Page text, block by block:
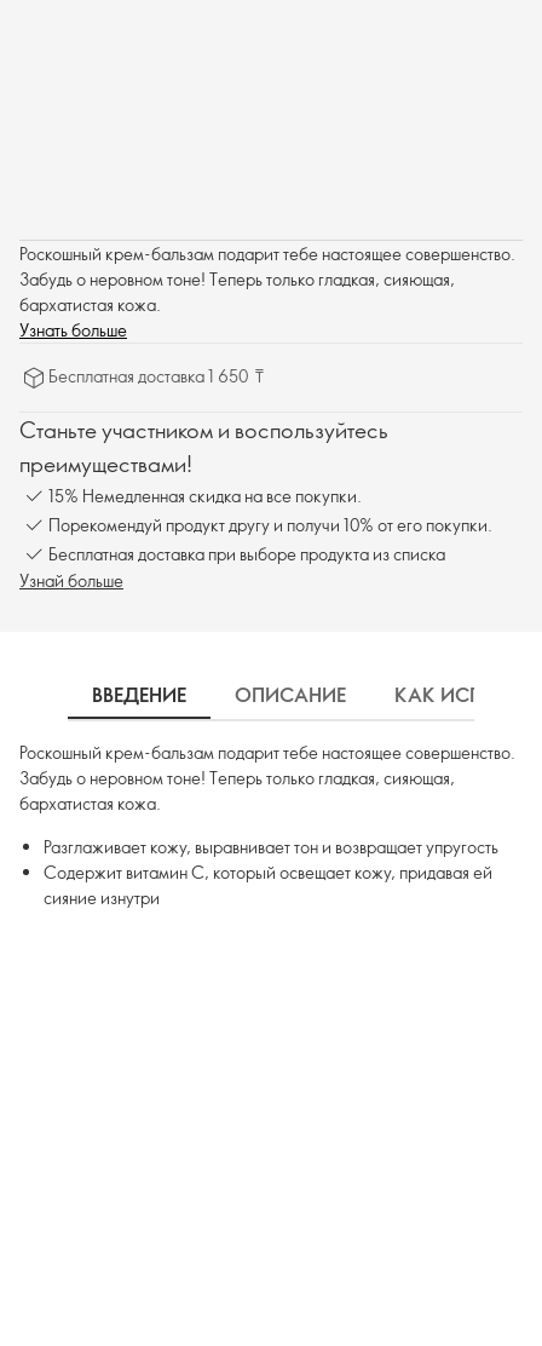
Роскошный крем-бальзам подарит тебе настоящее совершенство.
Забудь о неровном тоне! Теперь только гладкая, сияющая,
бархатистая кожа.
Узнать больше
Бесплатная доставка 1 650 ₸
Станьте участником и воспользуйтесь
преимуществами!
15% Немедленная скидка на все покупки.
Порекомендуй продукт другу и получи 10% от его покупки.
Бесплатная доставка при выборе продукта из списка
Узнай больше
ВВЕДЕНИЕ ОПИСАНИЕ КАК
Роскошный крем-бальзам подарит тебе настоящее совершенство.
Забудь о неровном тоне! Теперь только гладкая, сияющая,
бархатистая кожа.
Разглаживает кожу, выравнивает тон и возвращает упругость
Содержит витамин С, который освещает кожу, придавая ей
сияние изнутри